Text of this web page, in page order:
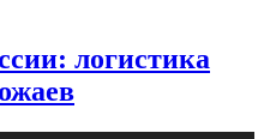
логистика